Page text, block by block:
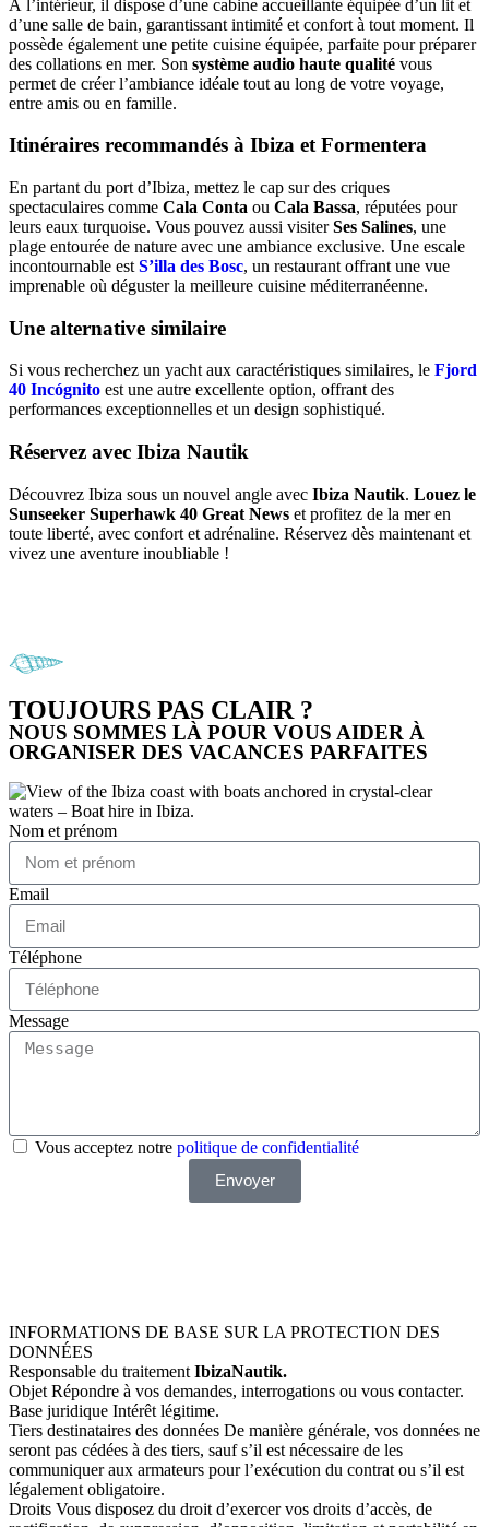
À l’intérieur, il dispose d’une cabine accueillante équipée d’un lit et
d’une salle de bain, garantissant intimité et confort à tout moment. Il
possède également une petite cuisine équipée, parfaite pour préparer
des collations en mer. Son système audio haute qualité vous
permet de créer l’ambiance idéale tout au long de votre voyage,
entre amis ou en famille.
Itinéraires recommandés à Ibiza et Formentera
En partant du port d’Ibiza, mettez le cap sur des criques
spectaculaires comme Cala Conta ou Cala Bassa, réputées pour
leurs eaux turquoise. Vous pouvez aussi visiterSes Salines, une
plage entourée de nature avec une ambiance exclusive. Une escale
incontournable est S’illa des Bosc, un restaurant offrant une vue
imprenable où déguster la meilleure cuisine méditerranéenne.
Une alternative similaire
Si vous recherchez un yacht aux caractéristiques similaires, le Fjord
40 Incógnito est une autre excellente option, offrant des
performances exceptionnelles et un design sophistiqué.
Réservez avec Ibiza Nautik
Découvrez Ibiza sous un nouvel angle avec Ibiza Nautik. Louez le
Sunseeker Superhawk 40 Great News et profitez de la mer en
toute liberté, avec confort et adrénaline. Réservez dès maintenant et
vivez une aventure inoubliable !
TOUJOURS PAS CLAIR ?
NOUS SOMMES LÀ POUR VOUS AIDER À
ORGANISER DES VACANCES PARFAITES
Nom et prénom
Email
Téléphone
Message
Vous acceptez notre politique de confidentialité
Envoyer
INFORMATIONS DE BASE SUR LA PROTECTION DES
DONNÉES
Responsable du traitement IbizaNautik.
Objet Répondre à vos demandes, interrogations ou vous contacter.
Base juridique Intérêt légitime.
Tiers destinataires des données De manière générale, vos données ne
seront pas cédées à des tiers, sauf s’il est nécessaire de les
communiquer aux armateurs pour l’exécution du contrat ou s’il est
légalement obligatoire.
Droits Vous disposez du droit d’exercer vos droits d’accès, de